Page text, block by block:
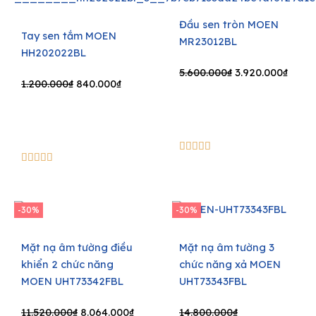
Tay sen tắm MOEN
HH202022BL
1.200.000₫ Original
840.000₫Current
    
Đầu sen tròn MOEN
MR23012BL
5.600.000₫ Original
3.920.000₫
    
-30%
Mặt nạ âm tường điều
khiển 2 chức năng
MOEN UHT73342FBL
11.520.000₫ Original
8.064.000₫Current
-30%
Mặt nạ âm tường 3
chức năng xả MOEN
UHT73343FBL
14.800.000₫
Original
Current